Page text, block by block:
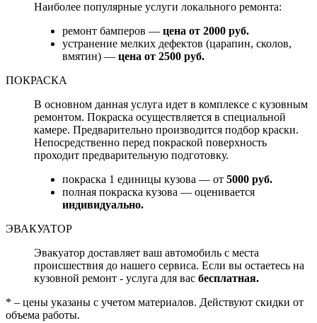
Наиболее популярные услуги локального ремонта:
ремонт бамперов — цена от 2000 руб.
устранение мелких дефектов (царапин, сколов,
вмятин) — цена от 2500 руб.
ПОКРАСКА
В основном данная услуга идет в комплексе с кузовным
ремонтом. Покраска осуществляется в специальной
камере. Предварительно производится подбор краски.
Непосредственно перед покраской поверхность
проходит предварительную подготовку.
покраска 1 единицы кузова — от 5000 руб.
полная покраска кузова — оценивается
индивидуально.
ЭВАКУАТОР
Эвакуатор доставляет ваш автомобиль с места
происшествия до нашего сервиса. Если вы остаетесь на
кузовной ремонт - услуга для вас бесплатная.
* – цены указаны с учетом материалов. Действуют скидки от
объема работы.